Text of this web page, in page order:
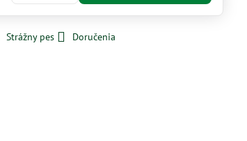
Strážny pes Doručenia